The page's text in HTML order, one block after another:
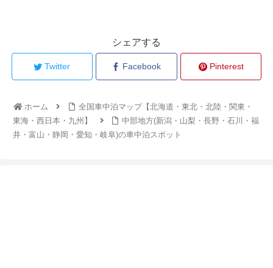
シェアする
Twitter Facebook Pinterest
ホーム
全国車中泊マップ【北海道・東北・北陸・関東・
東海・西日本・九州】
中部地方(新潟・山梨・長野・石川・福
井・富山・静岡・愛知・岐阜)の車中泊スポット